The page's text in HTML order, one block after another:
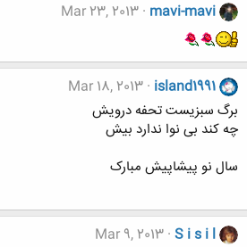
mavi-mavi
Mar 23, 2013
island1991
Mar 18, 2013
برگ سبزیست تحفه درویش
چه کند بی نوا ندارد بیش
سال نو پیشاپیش مبارک
S i s i l
Mar 9, 2013